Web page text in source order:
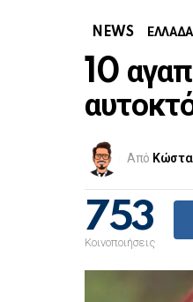
NEWS ΕΛΛΑΔΑ
10
Από
753
Κοινοποιήσεις